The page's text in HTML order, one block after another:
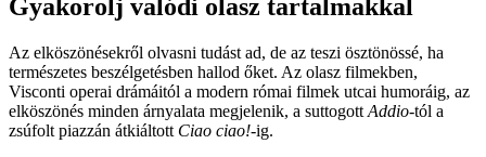
Gyakorolj valódi olasz tartalmakkal
Az elköszönésekről olvasni tudást ad, de az teszi ösztönössé, ha
természetes beszélgetésben hallod őket. Az olasz filmekben,
Visconti operai drámáitól a modern római filmek utcai humoráig, az
elköszönés minden árnyalata megjelenik, a suttogott Addio-tól a
zsúfolt piazzán átkiáltott Ciao ciao!-ig.